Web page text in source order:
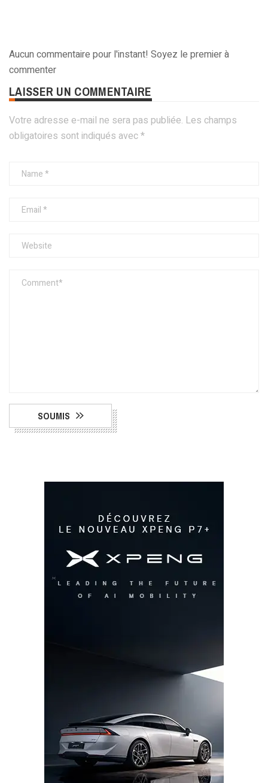
Aucun commentaire pour l'instant! Soyez le premier à
commenter
LAISSER UN COMMENTAIRE
Votre adresse e-mail ne sera pas publiée. Les champs
obligatoires sont indiqués avec*
SOUMIS